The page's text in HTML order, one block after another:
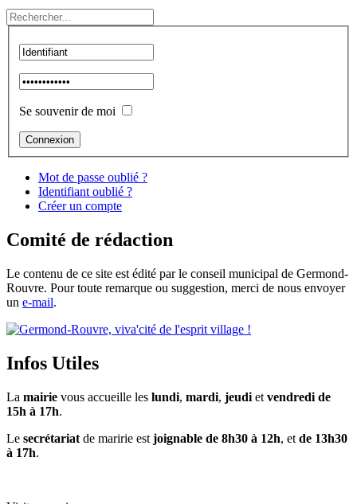
Se souvenir de moi
Mot de passe oublié ?
Identifiant oublié ?
Créer un compte
Comité de rédaction
Le contenu de ce site est édité par le conseil municipal de Germond-
Rouvre. Pour toute remarque ou suggestion, merci de nous envoyer
un e-mail.
Infos Utiles
La mairie vous accueille les lundi, mardi, jeudi et vendredi de
15h à 17h.
Le secrétariat de maririe est joignable de 8h30 à 12h, et de 13h30
à 17h.